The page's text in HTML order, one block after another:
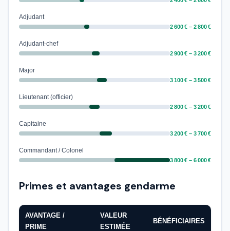
Adjudant
2 600 € – 2 800 €
Adjudant-chef
2 900 € – 3 200 €
Major
3 100 € – 3 500 €
Lieutenant (officier)
2 800 € – 3 200 €
Capitaine
3 200 € – 3 700 €
Commandant / Colonel
3 800 € – 6 000 €
Primes et avantages gendarme
AVANTAGE /
PRIME
VALEUR
ESTIMÉE
BÉNÉFICIAIRES